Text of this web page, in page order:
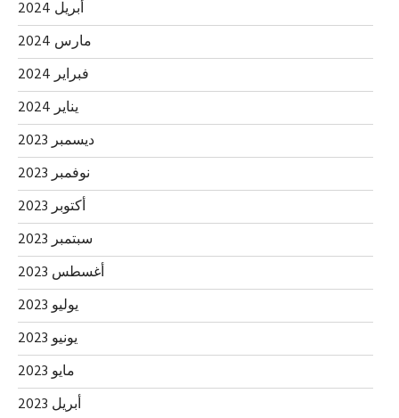
أبريل 2024
مارس 2024
فبراير 2024
يناير 2024
ديسمبر 2023
نوفمبر 2023
أكتوبر 2023
سبتمبر 2023
أغسطس 2023
يوليو 2023
يونيو 2023
مايو 2023
أبريل 2023